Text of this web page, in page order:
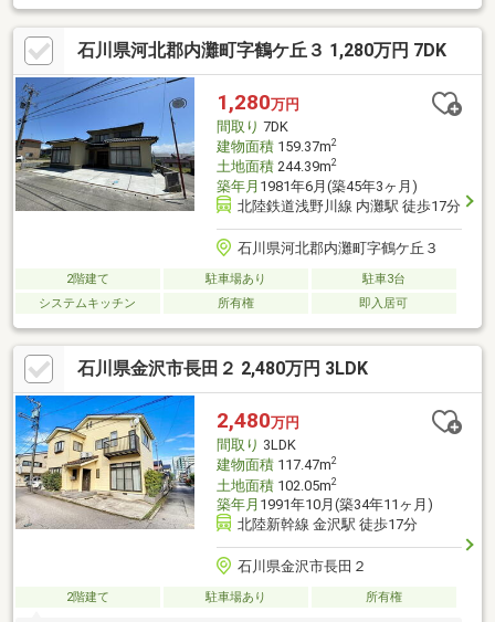
石川県河北郡内灘町字鶴ケ丘３ 1,280万円 7DK
1,280万円
間取り 7DK
建物面積159.37m2
土地面積244.39m2
築年月 1981年6月(築45年3ヶ月)
北陸鉄道浅野川線 内灘駅 徒歩17分
石川県河北郡内灘町字鶴ケ丘３
2階建て 駐車場あり
駐車3台
システムキッチン
所有権 即入居可
石川県金沢市長田２ 2,480万円 3LDK
2,480万円
間取り 3LDK
建物面積117.47m2
土地面積102.05m2
築年月 1991年10月(築34年11ヶ月)
北陸新幹線 金沢駅 徒歩17分
石川県金沢市長田２
2階建て 駐車場あり 所有権